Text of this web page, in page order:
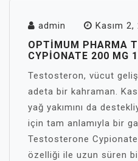
admin Kasım 2,
OPTIMUM PHARMA
CYPIONATE 200 MG
Testosteron, vücut
adeta bir kahraman. Kas
yağ yakımını da
için tam anlamıyla bir
Testosterone
özelliği ile uzun süren